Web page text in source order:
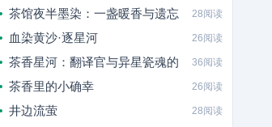
茶馆夜半墨染：一盏暖香与遗忘 28阅读
血染黄沙·逐星河 26阅读
茶香星河：翻译官与异星瓷魂的 36阅读
茶香里的小确幸 26阅读
井边流萤 28阅读